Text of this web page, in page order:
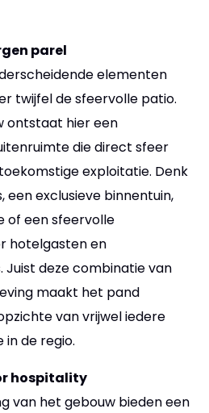
parel
elementen
twijfel de sfeervolle patio.
ontstaat hier een
die direct sfeer
exploitatie. Denk
een exclusieve binnentuin,
of een sfeervolle
hotelgasten en
deze combinatie van
maakt het pand
van vrijwel iedere
de regio.
hospitality
van het gebouw bieden een